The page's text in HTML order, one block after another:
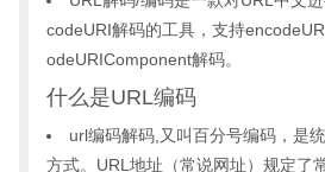
codeURI解码的工具，支持
odeURIComponent解码。
什么是URL编码
url编码解码,又叫百分号编码，是
方式。URL地址（常说网址）规定了